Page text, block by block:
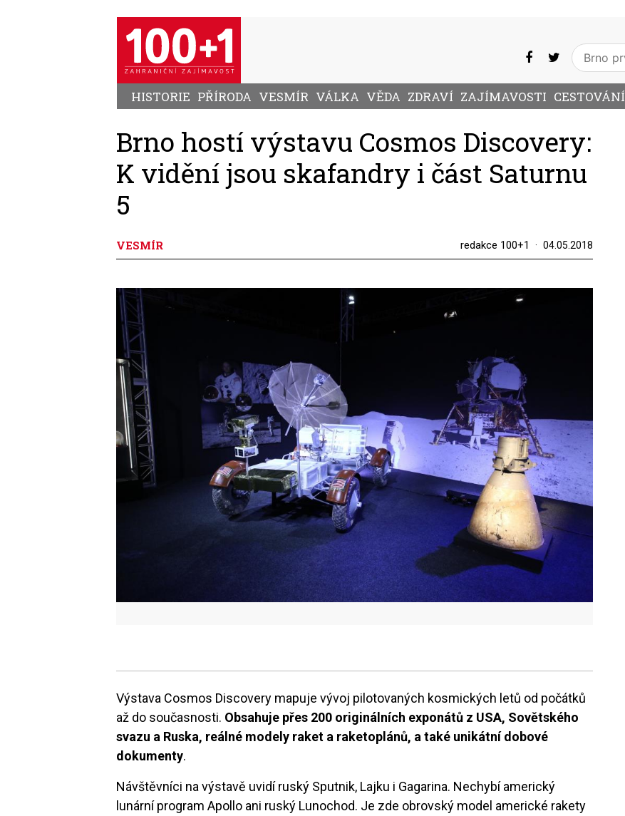
HISTORIE PŘÍRODA VESMÍR VÁLKA VĚDA ZDRAVÍ ZAJÍMAVOSTI CESTOVÁNÍ
Brno hostí výstavu Cosmos Discovery:
K vidění jsou skafandry i část Saturnu
5
VESMÍR redakce 100+1 04.05.2018
Výstava Cosmos Discovery mapuje vývoj pilotovaných kosmických letů od počátků
až do současnosti. Obsahuje přes 200 originálních exponátů z USA, Sovětského
svazu a Ruska, reálné modely raket a raketoplánů, a také unikátní dobové
dokumenty.
Návštěvníci na výstavě uvidí ruský Sputnik, Lajku i Gagarina. Nechybí americký
lunární program Apollo ani ruský Lunochod. Je zde obrovský model americké rakety